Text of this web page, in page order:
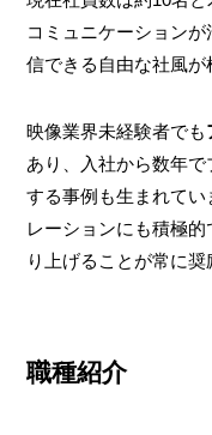
コミュニケーション
信できる自由な社風が
映像業界未経験者でも
あり、入社から数年
する事例も生まれて
レーションにも積極
り上げることが常に奨
職種紹介